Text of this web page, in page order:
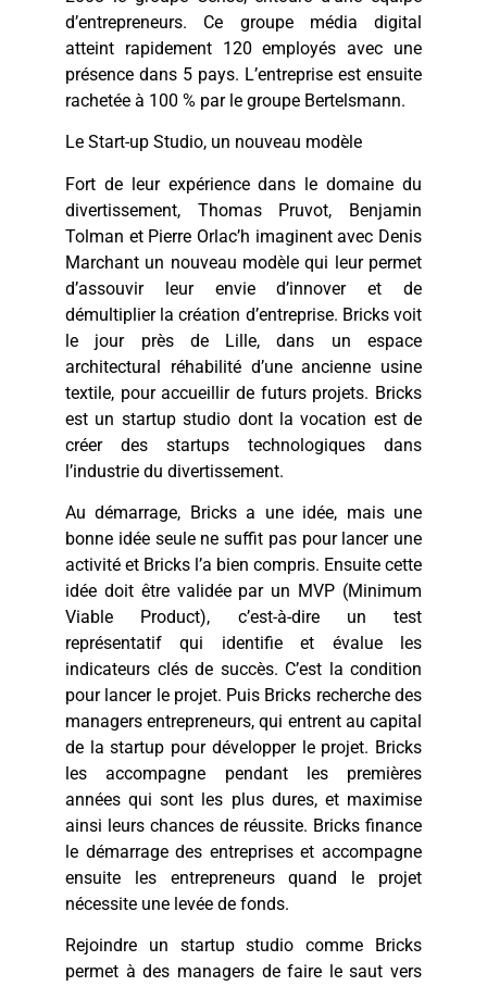
d’entrepreneurs. Ce groupe média digital
atteint rapidement 120 employés avec une
présence dans 5 pays. L’entreprise est ensuite
rachetée à 100 % par le groupe Bertelsmann.
Le Start-up Studio, un nouveau modèle
Fort de leur expérience dans le domaine du
divertissement, Thomas Pruvot, Benjamin
Tolman et Pierre Orlac’h imaginent avec Denis
Marchant un nouveau modèle qui leur permet
d’assouvir leur envie d’innover et de
démultiplier la création d’entreprise. Bricks voit
le jour près de Lille, dans un espace
architectural réhabilité d’une ancienne usine
textile, pour accueillir de futurs projets. Bricks
est un startup studio dont la vocation est de
créer des startups technologiques dans
l’industrie du divertissement.
Au démarrage, Bricks a une idée, mais une
bonne idée seule ne suffit pas pour lancer une
activité et Bricks l’a bien compris. Ensuite cette
idée doit être validée par un MVP (Minimum
Viable Product), c’est-à-dire un test
représentatif qui identifie et évalue les
indicateurs clés de succès. C’est la condition
pour lancer le projet. Puis Bricks recherche des
managers entrepreneurs, qui entrent au capital
de la startup pour développer le projet. Bricks
les accompagne pendant les premières
années qui sont les plus dures, et maximise
ainsi leurs chances de réussite. Bricks finance
le démarrage des entreprises et accompagne
ensuite les entrepreneurs quand le projet
nécessite une levée de fonds.
Rejoindre un startup studio comme Bricks
permet à des managers de faire le saut vers